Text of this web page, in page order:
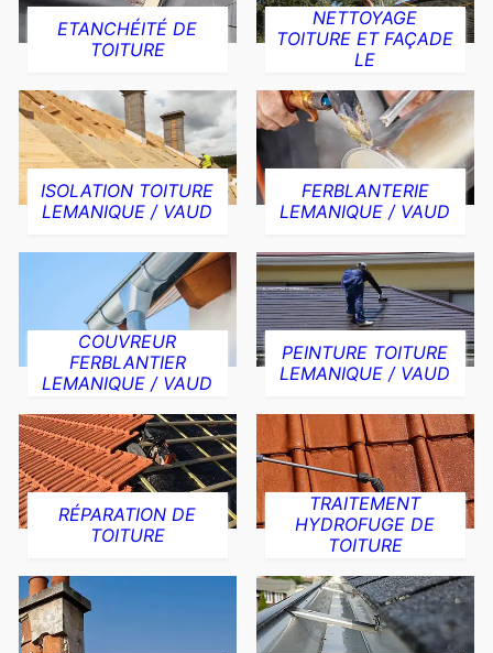
ETANCHÉITÉ DE
TOITURE
NETTOYAGE
TOITURE ET FAÇADE
LE
ISOLATION TOITURE
LEMANIQUE / VAUD
FERBLANTERIE
LEMANIQUE / VAUD
COUVREUR
FERBLANTIER
LEMANIQUE / VAUD
PEINTURE TOITURE
LEMANIQUE / VAUD
RÉPARATION DE
TOITURE
TRAITEMENT
HYDROFUGE DE
TOITURE